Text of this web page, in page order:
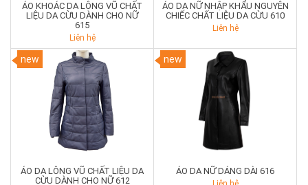
ÁO KHOÁC DA LÔNG VŨ CHẤT
LIỆU DA CỪU DÀNH CHO NỮ
615
Liên hệ
ÁO DA NỮ NHẬP KHẨU NGUYÊN
CHIẾC CHẤT LIỆU DA CỪU 610
Liên hệ
new
ÁO DA LÔNG VŨ CHẤT LIỆU DA
CỪU DÀNH CHO NỮ 612
new
ÁO DA NỮ DÁNG DÀI 616